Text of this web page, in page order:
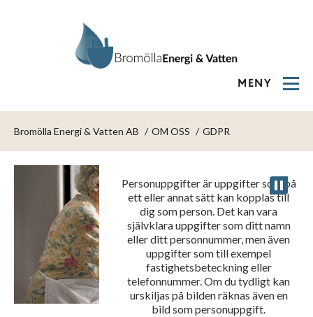
MENY
Bromölla Energi & Vatten AB OM OSS GDPR
Personuppgifter
GDPR
Personuppgifter är uppgifter som på
ett eller annat sätt kan kopplas till
dig som person. Det kan vara
självklara uppgifter som ditt namn
eller ditt personnummer, men även
uppgifter som till exempel
fastighetsbeteckning eller
telefonnummer. Om du tydligt kan
urskiljas på bilden räknas även en
bild som personuppgift.